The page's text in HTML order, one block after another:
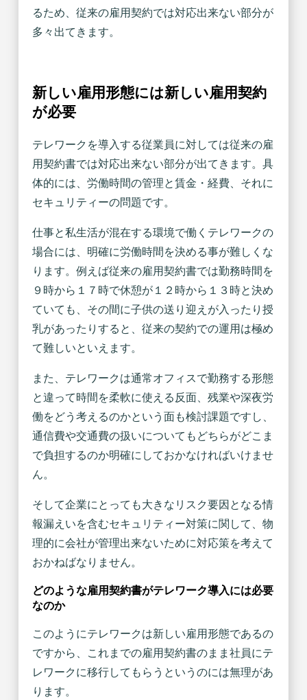
るため、従来の雇用契約では対応出来ない部分が
多々出てきます。
新しい雇用形態には新しい雇用契約
が必要
テレワークを導入する従業員に対しては従来の雇
用契約書では対応出来ない部分が出てきます。具
体的には、労働時間の管理と賃金・経費、それに
セキュリティーの問題です。
仕事と私生活が混在する環境で働くテレワークの
場合には、明確に労働時間を決める事が難しくな
ります。例えば従来の雇用契約書では勤務時間を
９時から１７時で休憩が１２時から１３時と決め
ていても、その間に子供の送り迎えが入ったり授
乳があったりすると、従来の契約での運用は極め
て難しいといえます。
また、テレワークは通常オフィスで勤務する形態
と違って時間を柔軟に使える反面、残業や深夜労
働をどう考えるのかという面も検討課題ですし、
通信費や交通費の扱いについてもどちらがどこま
で負担するのか明確にしておかなければいけませ
ん。
そして企業にとっても大きなリスク要因となる情
報漏えいを含むセキュリティー対策に関して、物
理的に会社が管理出来ないために対応策を考えて
おかねばなりません。
どのような雇用契約書がテレワーク導入には必要
なのか
このようにテレワークは新しい雇用形態であるの
ですから、これまでの雇用契約書のまま社員にテ
レワークに移行してもらうというのには無理があ
ります。